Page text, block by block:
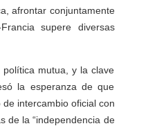
afrontar conjuntamente
supere diversas
mutua, y la clave
la esperanza de que
intercambio oficial con
de la “independencia de